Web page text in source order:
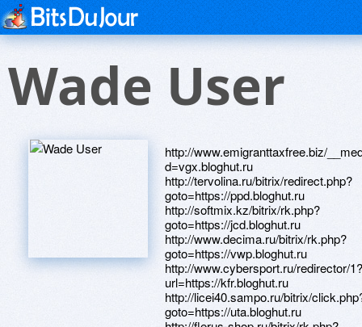
Wade User
http://www.emigranttaxfree.biz/
d=vgx.bloghut.ru
http://tervolina.ru/bitrix/redirect.php?
goto=https://ppd.bloghut.ru
http://softmix.kz/bitrix/rk.php?
goto=https://jcd.bloghut.ru
http://www.decima.ru/bitrix/rk.php?
goto=https://vwp.bloghut.ru
http://www.cybersport.ru/redirector/1?
url=https://kfr.bloghut.ru
http://licei40.sampo.ru/bitrix/
goto=https://uta.bloghut.ru